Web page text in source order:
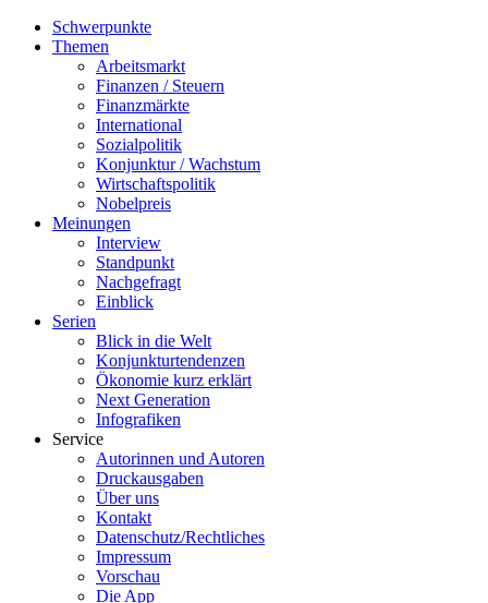
Schwerpunkte
Themen
Arbeitsmarkt
Finanzen / Steuern
Finanzmärkte
International
Sozialpolitik
Konjunktur / Wachstum
Wirtschaftspolitik
Nobelpreis
Meinungen
Interview
Standpunkt
Nachgefragt
Einblick
Serien
Blick in die Welt
Konjunkturtendenzen
Ökonomie kurz erklärt
Next Generation
Infografiken
Service
Autorinnen und Autoren
Druckausgaben
Über uns
Kontakt
Datenschutz/Rechtliches
Impressum
Vorschau
Die App